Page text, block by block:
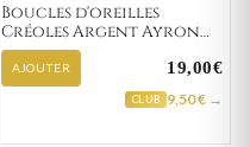
Boucles d'oreilles
Créoles Argent Ayron
Minimaliste
AJOUTER 19,00€
CLUB 9,50 € →